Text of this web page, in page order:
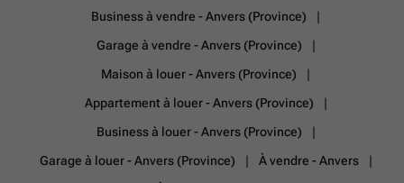
Business à vendre - Anvers (Province)
Garage à vendre - Anvers (Province)
Maison à louer - Anvers (Province)
Appartement à louer - Anvers (Province)
Business à louer - Anvers (Province)
Garage à louer - Anvers (Province)
À vendre - Anvers